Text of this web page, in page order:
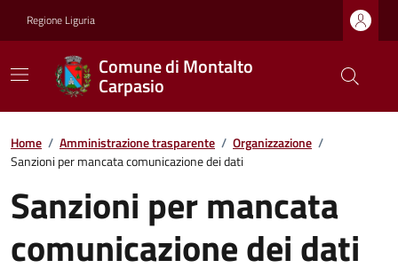
Regione Liguria
Comune di Montalto
Carpasio
Home / Amministrazione trasparente / Organizzazione /
Sanzioni per mancata comunicazione dei dati
Sanzioni per mancata
comunicazione dei dati